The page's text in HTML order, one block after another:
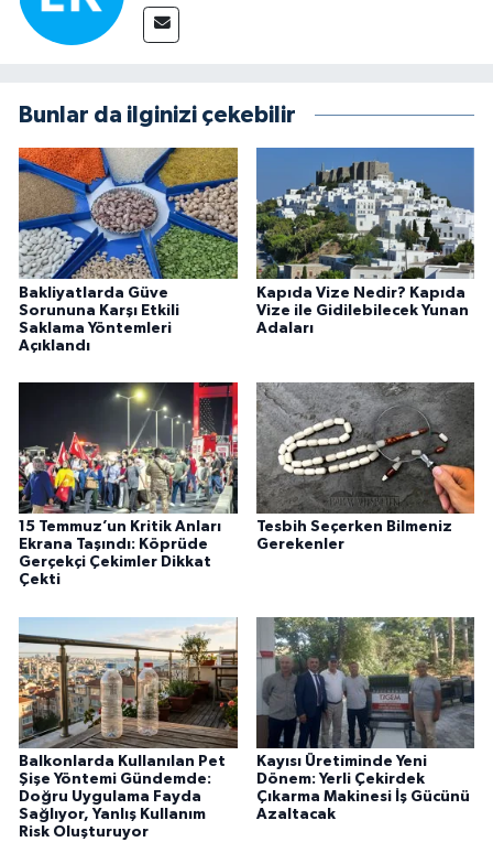
Bunlar da ilginizi çekebilir
Bakliyatlarda Güve
Sorununa Karşı Etkili
Saklama Yöntemleri
Açıklandı
Kapıda Vize Nedir? Kapıda
Vize ile Gidilebilecek Yunan
Adaları
15 Temmuz’un Kritik Anları
Ekrana Taşındı: Köprüde
Gerçekçi Çekimler Dikkat
Çekti
Tesbih Seçerken Bilmeniz
Gerekenler
Balkonlarda Kullanılan Pet
Şişe Yöntemi Gündemde:
Doğru Uygulama Fayda
Sağlıyor, Yanlış Kullanım
Risk Oluşturuyor
Kayısı Üretiminde Yeni
Dönem: Yerli Çekirdek
Çıkarma Makinesi İş Gücünü
Azaltacak